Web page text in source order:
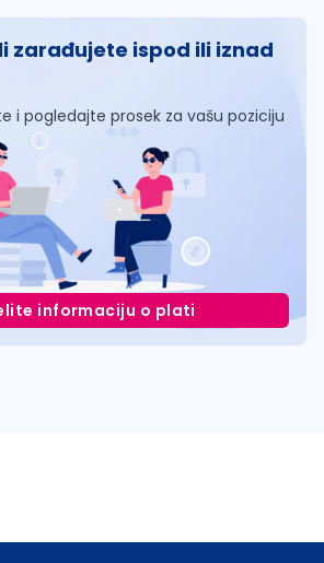
zarađujete ispod ili iznad
i pogledajte prosek za vašu poziciju
informaciju o plati